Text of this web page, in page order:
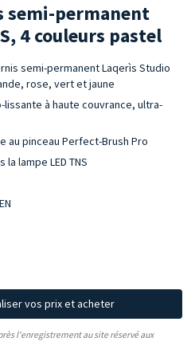
semi-permanent
4 couleurs pastel
semi-permanent Laqerìs Studio
rose, vert et jaune
à haute couvrance, ultra-
au pinceau Perfect-Brush Pro
lampe LED TNS
vos prix et acheter
l'enregistrement au site réservé aux